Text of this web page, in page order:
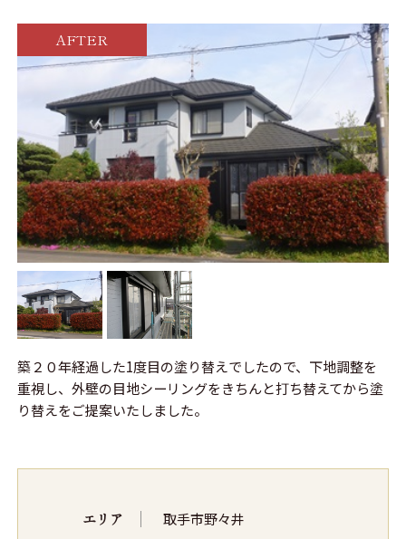
築２０年経過した1度目の塗り替えでしたので、下地調整を
重視し、外壁の目地シーリングをきちんと打ち替えてから塗
り替えをご提案いたしました。
エリア 取手市野々井